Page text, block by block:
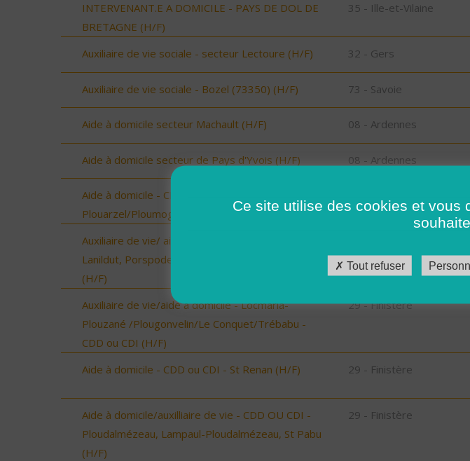
INTERVENANT.E A DOMICILE - PAYS DE DOL DE
BRETAGNE (H/F)
35 - Ille-et-Vilaine
Auxiliaire de vie sociale - secteur Lectoure (H/F) 32 - Gers
Auxiliaire de vie sociale - Bozel (73350) (H/F) 73 - Savoie
Aide à domicile secteur Machault (H/F) 08 - Ardennes
Aide à domicile secteur de Pays d'Yvois (H/F) 08 - Ardennes
Aide à domicile - CDD ou CDI - Plouarzel/Lampaul-
Plouarzel/Ploumoguer (H/F)
Auxiliaire de vie/ aide à domicile - Plourin, Brélès,
Lanildut, Porspoder, Landunvez - CDI ou CDD
(H/F)
Auxiliaire de vie/aide à domicile - Locmaria-
Plouzané /Plougonvelin/Le Conquet/Trébabu -
CDD ou CDI (H/F)
29 - Finistère
Aide à domicile - CDD ou CDI - St Renan (H/F) 29 - Finistère
Aide à domicile/auxilliaire de vie - CDD OU CDI -
Ploudalmézeau, Lampaul-Ploudalmézeau, St Pabu
(H/F)
29 - Finistère
Ce site utilise des cookies et vous
Tout refuser